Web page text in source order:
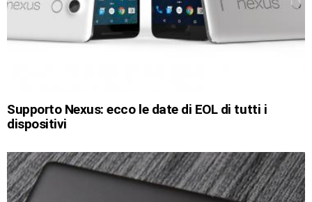
Supporto Nexus: ecco le date di EOL di tutti i
dispositivi